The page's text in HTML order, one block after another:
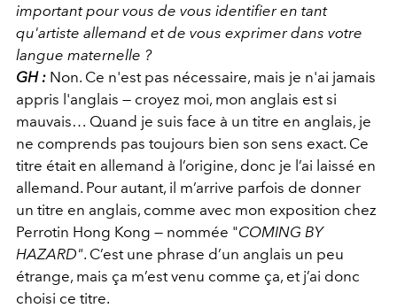
important pour vous de vous identifier en tant
qu'artiste allemand et de vous exprimer dans votre
langue maternelle ?
GH : Non. Ce n'est pas nécessaire, mais je n'ai jamais
appris l'anglais — croyez moi, mon anglais est si
mauvais… Quand je suis face à un titre en anglais, je
ne comprends pas toujours bien son sens exact. Ce
titre était en allemand à l’origine, donc je l’ai laissé en
allemand. Pour autant, il m’arrive parfois de donner
un titre en anglais, comme avec mon exposition chez
Perrotin Hong Kong — nommée "COMING BY
HAZARD". C’est une phrase d’un anglais un peu
étrange, mais ça m’est venu comme ça, et j’ai donc
choisi ce titre.